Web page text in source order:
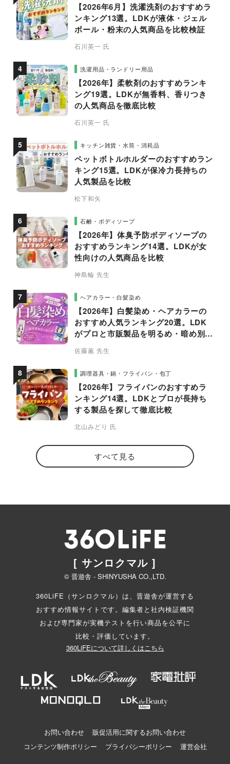
【2026年6月】洗濯洗剤のおすすめラ
ンキング13選。LDKが液体・ジェル
ボール・粉末の人気商品を比較検証
石川英一 氏
洗濯用品・ランドリー用品
【2026年】柔軟剤のおすすめランキ
ング19選。LDKが無香料、香りつき
の人気商品を徹底比較
石川英一 氏
キッチン雑貨・水筒・消耗品
ペットボトルホルダーのおすすめラン
キング15選。LDKが保冷力長持ちの
人気製品を比較
松下和矢
石鹸・ボディソープ
【2026年】体臭予防ボディソープの
おすすめランキング14選。LDKが女
性向けの人気商品を比較
神島輪 先生
ヘアカラー・白髪染め
【2026年】白髪染め・ヘアカラーの
おすすめ人気ランキング20選。LDK
がプロと市販製品を明るめ・暗め別に
佐藤薫 先生
調理器具・鍋・フライパン・包丁
【2026年】フライパンのおすすめラ
ンキング14選。LDKとプロが長持ち
する製品を探して徹底比較
北山みどり 氏
すべて見る
[ サンロクマル ]
© 晋遊舎 - SHINYUSHA CO.,LTD.
360LiFE（サンロクマル）は、晋遊舎が運営する
おすすめ情報サイトです。編集者と社内検証機関
および専門家が実機テストを行い商品を公平に
比較・評価しています。
360LiFEについて詳しくはこちら
お問い合わせ
販促活用に関するお問い合わせ
コンテンツ制作ポリシー
プライバシーポリシー 運営会社